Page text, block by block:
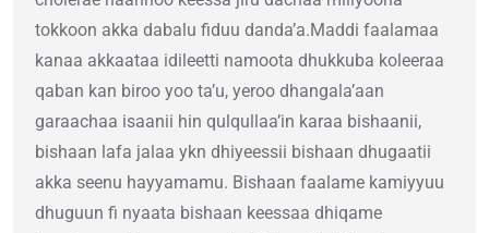
tokkoon akka dabalu fiduu danda’a.Maddi faalamaa
kanaa akkaataa idileetti namoota dhukkuba koleeraa
qaban kan biroo yoo ta’u, yeroo dhangala’aan
garaachaa isaanii hin qulqullaa’in karaa bishaanii,
bishaan lafa jalaa ykn dhiyeessii bishaan dhugaatii
akka seenu hayyamamu. Bishaan faalame kamiyyuu
dhuguun fi nyaata bishaan keessaa dhiqame